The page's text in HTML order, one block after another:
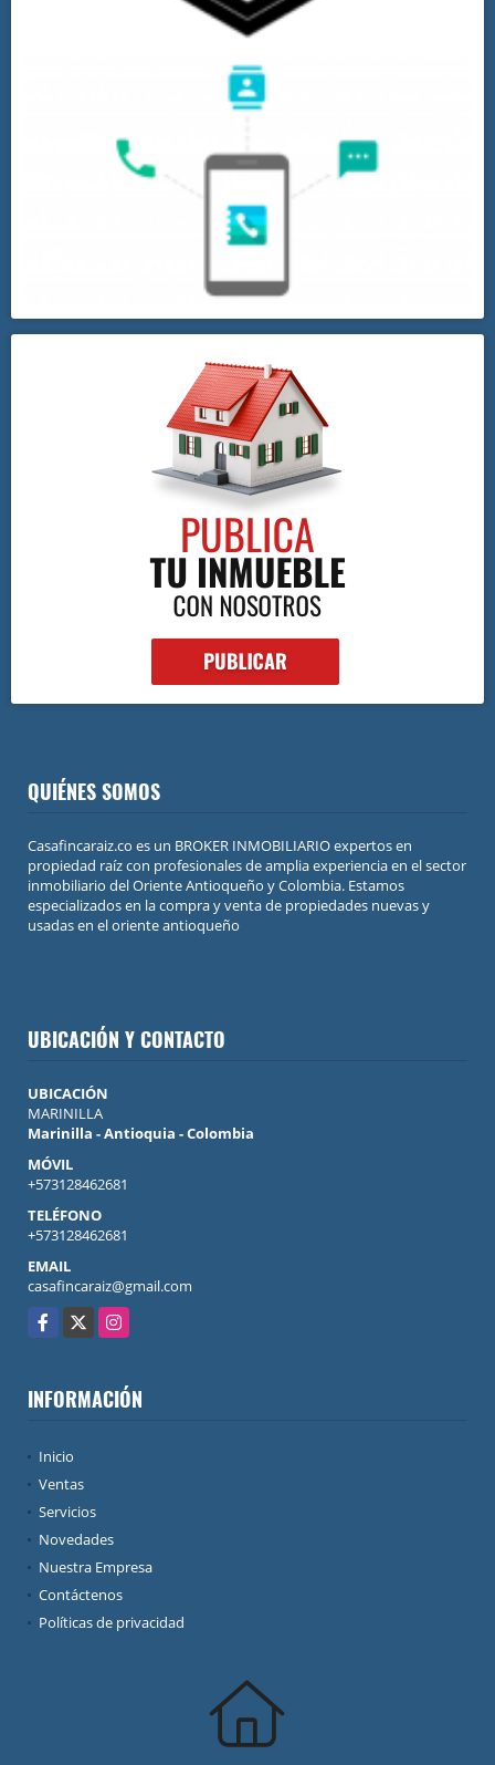
QUIÉNES SOMOS
Casafincaraiz.co es un BROKER INMOBILIARIO expertos en
propiedad raíz con profesionales de amplia experiencia en el sector
inmobiliario del Oriente Antioqueño y Colombia. Estamos
especializados en la compra y venta de propiedades nuevas y
usadas en el oriente antioqueño
UBICACIÓN Y CONTACTO
UBICACIÓN
MARINILLA
Marinilla - Antioquia - Colombia
MÓVIL
+573128462681
TELÉFONO
+573128462681
EMAIL
casafincaraiz@gmail.com
Facebook
X Instagram
INFORMACIÓN
Inicio
Ventas
Servicios
Novedades
Nuestra Empresa
Contáctenos
Políticas de privacidad